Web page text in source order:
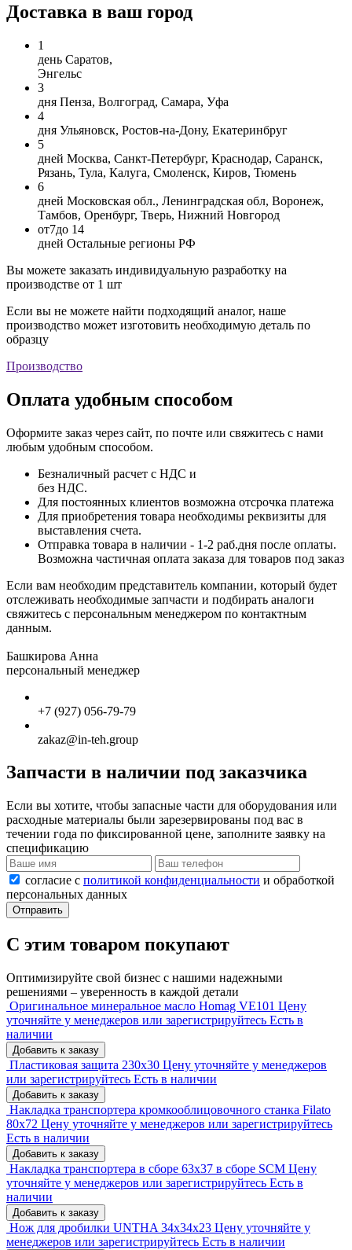
Доставка в ваш город
1
день Саратов,
Энгельс
3
дня Пенза, Волгоград, Самара, Уфа
4
дня Ульяновск, Ростов-на-Дону, Екатеринбруг
5
дней Москва, Санкт-Петербург, Краснодар, Саранск,
Рязань, Тула, Калуга, Смоленск, Киров, Тюмень
6
дней Московская обл., Ленинградская обл, Воронеж,
Тамбов, Оренбург, Тверь, Нижний Новгород
от7до 14
дней Остальные регионы РФ
Вы можете заказать индивидуальную разработку на
производстве от 1 шт
Если вы не можете найти подходящий аналог, наше
производство может изготовить необходимую деталь по
образцу
Производство
Оплата удобным способом
Оформите заказ через сайт, по почте или свяжитесь с нами
любым удобным способом.
Безналичный расчет с НДС и
без НДС.
Для постоянных клиентов возможна отсрочка платежа
Для приобретения товара необходимы реквизиты для
выставления счета.
Отправка товара в наличии - 1-2 раб.дня после оплаты.
Возможна частичная оплата заказа для товаров под заказ
Если вам необходим представитель компании, который будет
отслеживать необходимые запчасти и подбирать аналоги
свяжитесь с персональным менеджером по контактным
данным.
Башкирова Анна
персональный менеджер
+7 (927) 056-79-79
zakaz@in-teh.group
Запчасти в наличии под заказчика
Если вы хотите, чтобы запасные части для оборудования или
расходные материалы были зарезервированы под вас в
течении года по фиксированной цене, заполните заявку на
спецификацию
согласие с политикой конфиденциальности и обработкой
персональных данных
Отправить
С этим товаром покупают
Оптимизируйте свой бизнес с нашими надежными
решениями – уверенность в каждой детали
Оригинальное минеральное масло Homag VE101 Цену
уточняйте у менеджеров или зарегистрируйтесь Есть в
наличии
Добавить к заказу
Пластиковая защита 230х30 Цену уточняйте у менеджеров
или зарегистрируйтесь Есть в наличии
Добавить к заказу
Накладка транспортера кромкооблицовочного станка Filato
80x72 Цену уточняйте у менеджеров или зарегистрируйтесь
Есть в наличии
Добавить к заказу
Накладка транспортера в сборе 63x37 в сборе SCM Цену
уточняйте у менеджеров или зарегистрируйтесь Есть в
наличии
Добавить к заказу
Нож для дробилки UNTHA 34x34x23 Цену уточняйте у
менеджеров или зарегистрируйтесь Есть в наличии